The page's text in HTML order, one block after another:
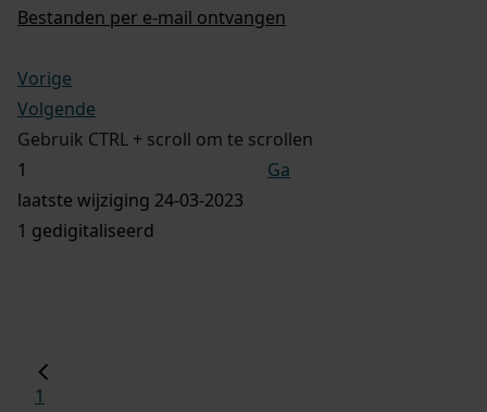
Bestanden per e-mail ontvangen
Vorige
Volgende
Gebruik CTRL + scroll om te scrollen
Ga
laatste wijziging 24-03-2023
1 gedigitaliseerd
1